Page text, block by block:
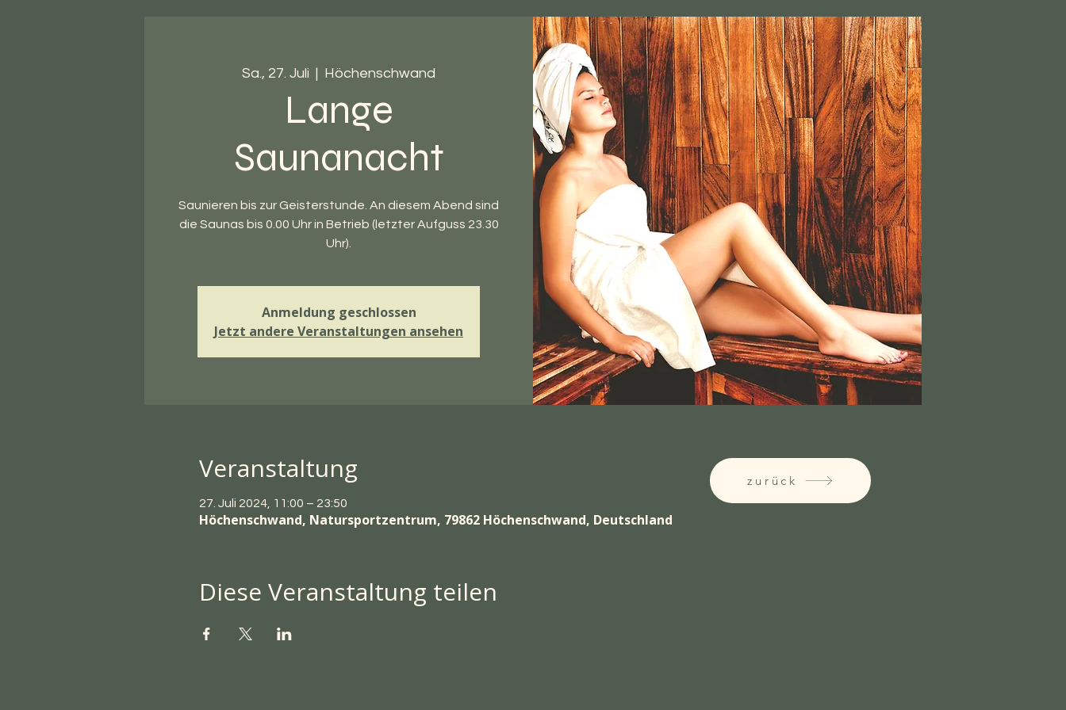
Sa., 27. Juli
  |
Höchenschwand
Lange
Saunanacht
Saunieren bis zur Geisterstunde. An diesem Abend sind
die Saunas bis 0.00 Uhr in Betrieb (letzter Aufguss 23.30
Uhr).
Anmeldung geschlossen
Jetzt andere Veranstaltungen ansehen
Veranstaltung
27. Juli 2024, 11:00 – 23:50
Höchenschwand, Natursportzentrum, 79862 Höchenschwand, Deutschland
Diese Veranstaltung teilen
zurück